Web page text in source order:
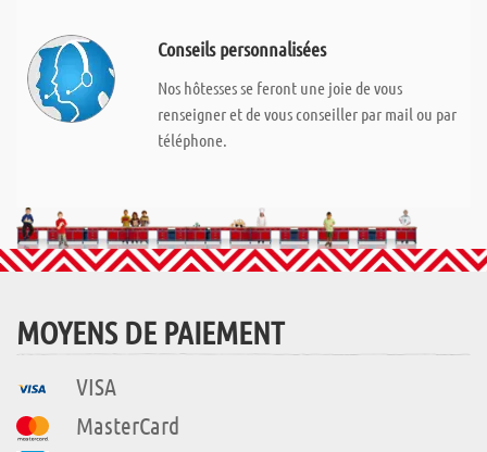
Conseils personnalisées
Nos hôtesses se feront une joie de vous
renseigner et de vous conseiller par mail ou par
téléphone.
MOYENS DE PAIEMENT
VISA
MasterCard